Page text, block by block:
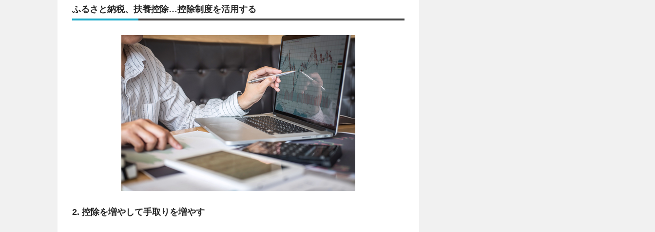
ふるさと納税、扶養控除…控除制度を活用する
2. 控除を増やして手取りを増やす